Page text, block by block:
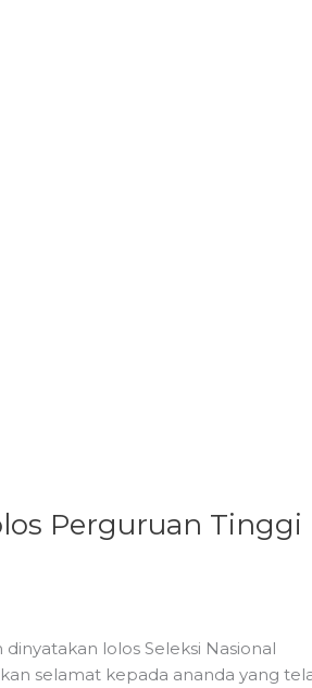
Perguruan Tinggi
lolos Seleksi Nasional
selamat kepada ananda yang